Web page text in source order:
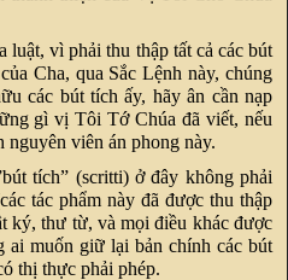
luật, vì phải thu thập tất cả các bút
Cha, qua Sắc Lệnh này, chúng
các bút tích ấy, hãy ân cần nạp
gì vị Tôi Tớ Chúa đã viết, nếu
viên án phong này.
tích” (scritti) ở đây không phải
tác phẩm này đã được thu thập
ký, thư từ, và mọi điều khác được
muốn giữ lại bản chính các bút
thị thực phải phép.